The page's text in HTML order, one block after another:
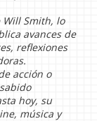
Will Smith, lo
avances de
reflexiones
acción o
hoy, su
música y